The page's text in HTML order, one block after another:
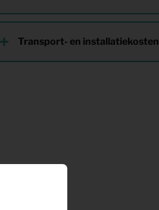
Transport- en installatiekosten